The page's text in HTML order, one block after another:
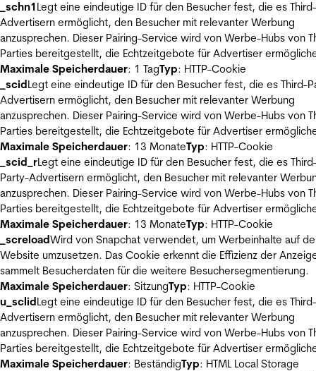
_schn1Legt eine eindeutige ID für den Besucher fest, die es
Advertisern ermöglicht, den Besucher mit relevanter Werbung
anzusprechen. Dieser Pairing-Service wird von Werbe-Hubs von
Parties bereitgestellt, die Echtzeitgebote für Advertiser
Maximale Speicherdauer: 1 TagTyp: HTTP-Cookie
_scidLegt eine eindeutige ID für den Besucher fest, die es Third-
Advertisern ermöglicht, den Besucher mit relevanter Werbung
anzusprechen. Dieser Pairing-Service wird von Werbe-Hubs von
Parties bereitgestellt, die Echtzeitgebote für Advertiser
Maximale Speicherdauer: 13 MonateTyp: HTTP-Cookie
_scid_rLegt eine eindeutige ID für den Besucher fest, die es
Party-Advertisern ermöglicht, den Besucher mit relevanter
anzusprechen. Dieser Pairing-Service wird von Werbe-Hubs von
Parties bereitgestellt, die Echtzeitgebote für Advertiser
Maximale Speicherdauer: 13 MonateTyp: HTTP-Cookie
_screloadWird von Snapchat verwendet, um Werbeinhalte auf
Website umzusetzen. Das Cookie erkennt die Effizienz der
sammelt Besucherdaten für die weitere Besuchersegmentierung.
Maximale Speicherdauer: SitzungTyp: HTTP-Cookie
u_sclidLegt eine eindeutige ID für den Besucher fest, die es
Advertisern ermöglicht, den Besucher mit relevanter Werbung
anzusprechen. Dieser Pairing-Service wird von Werbe-Hubs von
Parties bereitgestellt, die Echtzeitgebote für Advertiser
Maximale Speicherdauer: BeständigTyp: HTML Local Storage